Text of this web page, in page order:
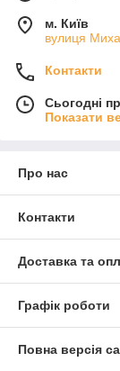
м. Київ
вулиця
Контакти
Сьогодні
Показати
Про нас
Контакти
Доставка та
Графік роботи
Повна версія